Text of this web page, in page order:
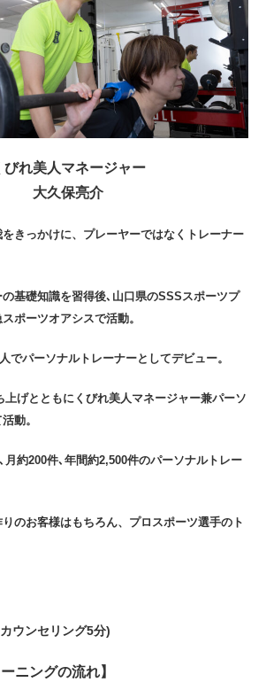
びれ美人マネージャー
大久保亮介
きっかけに、プレーヤーではなくトレーナー
基礎知識を習得後､山口県のSSSスポーツプ
ポーツオアシスで活動。
でパーソナルトレーナーとしてデビュー。
上げとともにくびれ美人マネージャー兼パーソ
動。
月約200件､年間約2,500件のパーソナルトレー
のお客様はもちろん、プロスポーツ選手のト
ウンセリング5分)
ニングの流れ】